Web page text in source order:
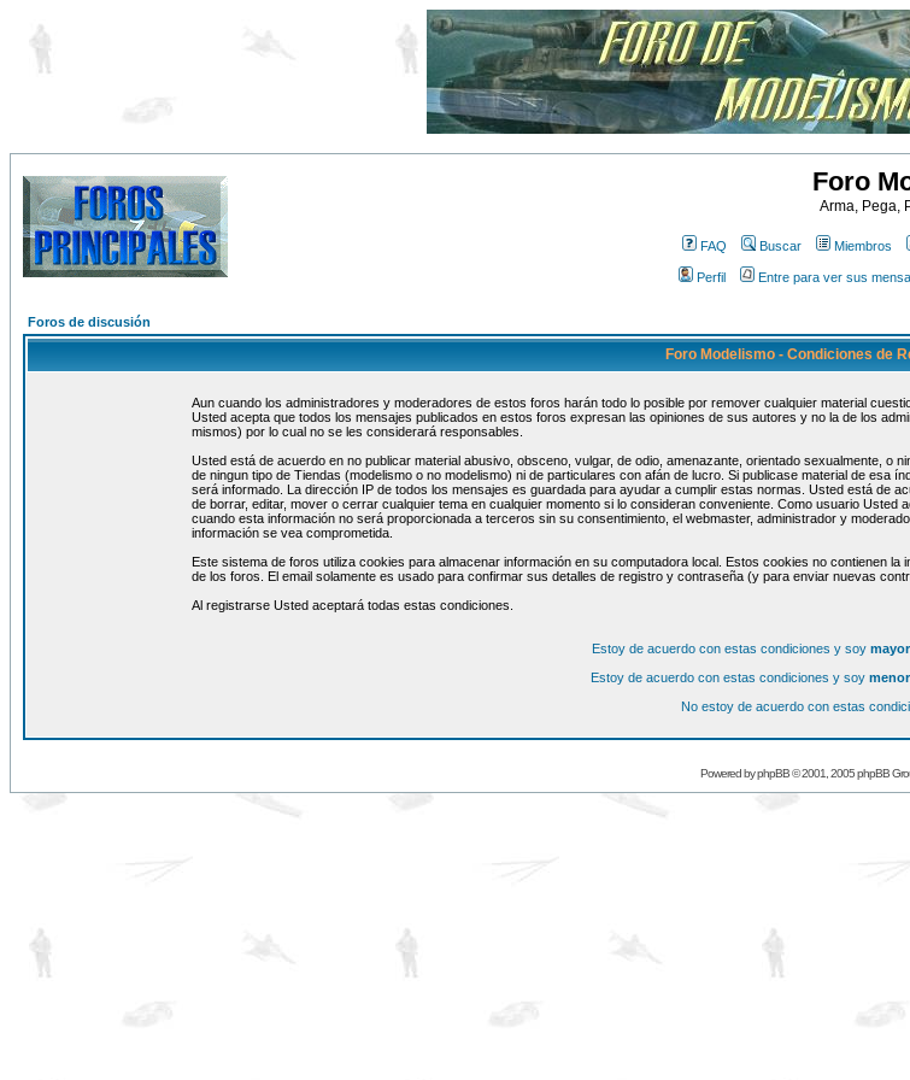
Foro
Arma, Pega,
FAQ Buscar Miembros
Perfil Entre para ver sus
Foros de discusión
Foro Modelismo - Condiciones de
Aun cuando los administradores y moderadores de estos foros harán todo lo posible por remover cualquier material
Usted acepta que todos los mensajes publicados en estos foros expresan las opiniones de sus autores y no la de los
mismos) por lo cual no se les considerará responsables.
Usted está de acuerdo en no publicar material abusivo, obsceno, vulgar, de odio, amenazante, orientado sexualmente, o
de ningun tipo de Tiendas (modelismo o no modelismo) ni de particulares con afán de lucro. Si publicase material de esa
será informado. La dirección IP de todos los mensajes es guardada para ayudar a cumplir estas normas. Usted está de
de borrar, editar, mover o cerrar cualquier tema en cualquier momento si lo consideran conveniente. Como usuario
cuando esta información no será proporcionada a terceros sin su consentimiento, el webmaster, administrador y
información se vea comprometida.
Este sistema de foros utiliza cookies para almacenar información en su computadora local. Estos cookies no contienen
de los foros. El email solamente es usado para confirmar sus detalles de registro y contraseña (y para enviar nuevas
Al registrarse Usted aceptará todas estas condiciones.
Estoy de acuerdo con estas condiciones y soy mayor
Estoy de acuerdo con estas condiciones y soy menor
No estoy de acuerdo con estas
Powered byphpBB© 2001, 2005 phpBB